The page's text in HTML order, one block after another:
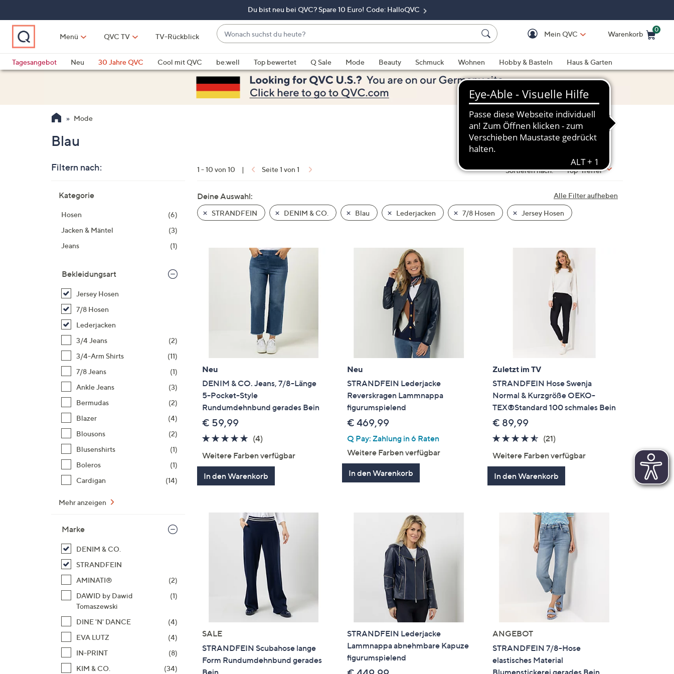
springen
Du bist neu bei QVC? Spare 10 Euro! Code: HalloQVC
Menü QVC TV TV-Rückblick
Wonach
suchst
du
heute?
Vorschläge
verfügbar
sind,
verwenden
und
unten
oder
wischen
anzuzeigen.
Mein QVC Warenkorb
0
Tagesangebot
Neu 30 Jahre QVC Cool mit QVC be:well Top bewertet Q Sale Mode Beauty Schmuck Wohnen Hobby & Basteln
Haus & Garten
Mode
Blau
Filtern nach:
Produktliste
Kategorie
Hosen
(6)
Jacken & Mäntel
(3)
Jeans
(1)
Bekleidungsart
Jersey Hosen
7/8 Hosen
Lederjacken
3/4 Jeans
(2)
3/4-Arm Shirts
(11)
7/8 Jeans
(1)
Ankle Jeans
(3)
Bermudas
(2)
Blazer
(4)
Blousons
(2)
Blusenshirts
(1)
Boleros
(1)
Cardigan
(14)
Mehr anzeigen
Marke
DENIM & CO.
STRANDFEIN
AMINATI®
(2)
DAWID by Dawid
Tomaszewski
(1)
DINE 'N' DANCE
(4)
EVA LUTZ
(4)
IN-PRINT
(8)
KIM & CO.
(34)
1 - 10 von 10 | Seite 1 von 1 Sortieren nach: Top-Treffer
Alle Filter aufheben
Deine Auswahl:
STRANDFEIN DENIM & CO. Blau Lederjacken 7/8 Hosen Jersey Hosen
Neu
DENIM & CO. Jeans, 7/8-Länge
5-Pocket-Style
Rundumdehnbund gerades Bein
€ 59,99
4.8
5
(4)4
Weitere Farben verfügbar
In den Warenkorb
Neu
STRANDFEIN Lederjacke
Reverskragen Lammnappa
figurumspielend
€ 469,99
Q Pay: Zahlung in 6 Raten
Weitere Farben verfügbar
In den Warenkorb
Zuletzt im TV
STRANDFEIN Hose Swenja
Normal & Kurzgröße OEKO-
TEX®Standard 100 schmales Bein
€ 89,99
4.4
5
(21)
Weitere Farben verfügbar
In den Warenkorb
SALE
STRANDFEIN Scubahose lange
Form Rundumdehnbund gerades
STRANDFEIN Lederjacke
Lammnappa abnehmbare Kapuze
figurumspielend
ANGEBOT
STRANDFEIN 7/8-Hose
elastisches Material